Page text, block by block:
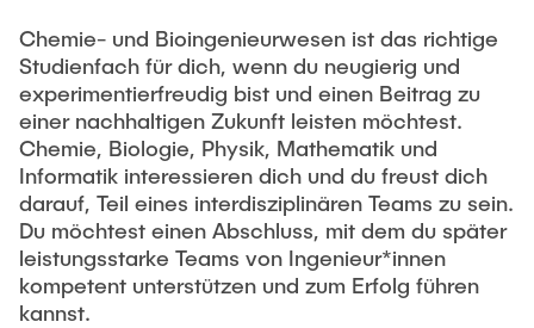
Chemie- und Bioingenieurwesen ist das richtige
Studienfach für dich, wenn du neugierig und
experimentierfreudig bist und einen Beitrag zu
einer nachhaltigen Zukunft leisten möchtest.
Chemie, Biologie, Physik, Mathematik und
Informatik interessieren dich und du freust dich
darauf, Teil eines interdisziplinären Teams zu sein.
Du möchtest einen Abschluss, mit dem du später
leistungsstarke Teams von Ingenieur*innen
kompetent unterstützen und zum Erfolg führen
kannst.